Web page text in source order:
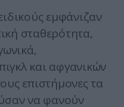
εμφάνιζαν
σταθερότητα,
και αφγανικών
επιστήμονες τα
να φανούν